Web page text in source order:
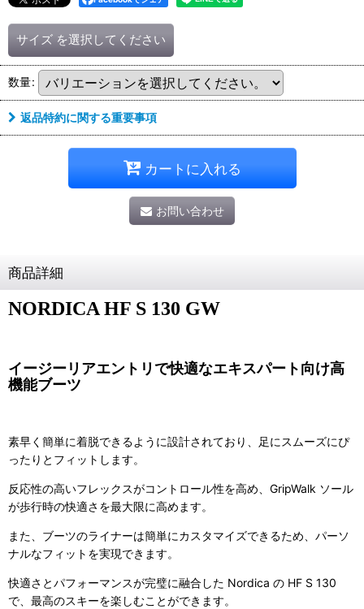
サイズ を選択してください
数量:
返品特約に関する重要事項
カートに入れる
お問い合わせ
商品詳細
NORDICA HF S 130 GW
イージーリアエントリで快適なエキスパート向け高
機能ブーツ
素早く簡単に着脱できるように設計されており、足にスムーズにぴ
ったりとフィットします。
反応性の高いフレックスがコントロール性を高め、GripWalk ソール
が歩行時の快適さを最大限に高めます。
また、ブーツのライナーは簡単にカスタマイズできるため、パーソ
ナルなフィットを実現できます。
快適さとパフォーマンスが完璧に融合した Nordica の HF S 130
で、最高のスキーを楽しむことができます。